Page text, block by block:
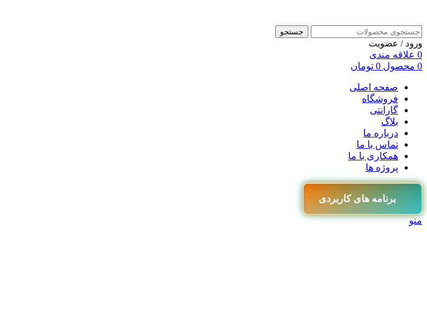
جستجو
ورود / عضویت
0 علاقه مندی
0 محصول 0 تومان
صفحه اصلی
فروشگاه
گارانتی
بلاگ
درباره ما
تماس با ما
همکاری با ما
پروژه ها
برنامه های کاربردی
منو